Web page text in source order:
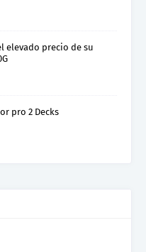
elevado precio de su
pro 2 Decks